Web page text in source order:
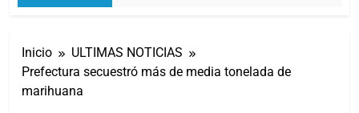
Inicio
ULTIMAS NOTICIAS
Prefectura secuestró más de media tonelada de
marihuana